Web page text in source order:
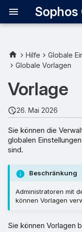
Hilfe Globale
Globale Vorlagen
Vorlage
26. Mai 2026
Sie können die
globalen
sind.
Beschränkung
Administratoren mit
können Vorlagen
Sie können Vorlagen